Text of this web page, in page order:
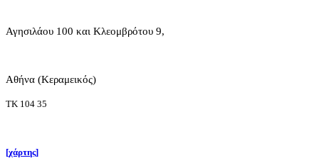
Αγησιλάου 100 και Κλεομβρότου 9,
Αθήνα (Κεραμεικός)
ΤΚ 104 35
[χάρτης]